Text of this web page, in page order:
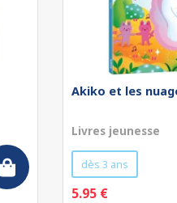
Akiko et les
Livres jeunesse
dès 3 ans
5.95 €